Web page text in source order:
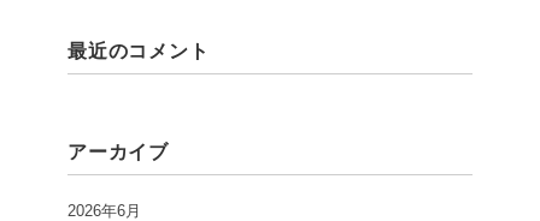
最近のコメント
アーカイブ
2026年6月